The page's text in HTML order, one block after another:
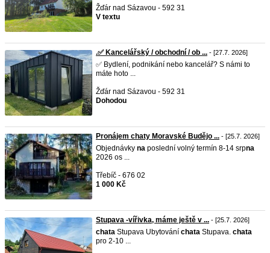
Žďár nad Sázavou - 592 31
V textu
.✅ Kancelářský / obchodní / ob ... - [27.7. 2026]
✅ Bydlení, podnikání nebo kancelář? S námi to
máte hoto ...
Žďár nad Sázavou - 592 31
Dohodou
Pronájem chaty Moravské Budějo ... - [25.7. 2026]
Objednávky na poslední volný termín 8-14 srpna
2026 os ...
Třebíč - 676 02
1 000 Kč
Stupava -vířivka, máme ještě v ... - [25.7. 2026]
chata Stupava Ubytování chata Stupava. chata
pro 2-10 ...